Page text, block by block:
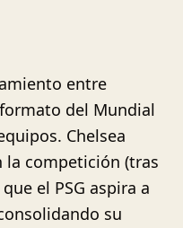
entre
del Mundial
Chelsea
la competición (tras
el PSG aspira a
su